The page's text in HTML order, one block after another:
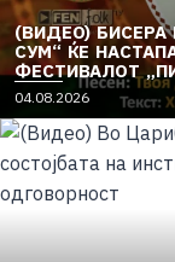
(ВИДЕО) БИСЕРА
СУМ“ ЌЕ
ФЕСТИВАЛОТ
04.08.2026